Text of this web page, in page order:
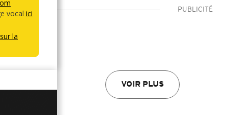
PUBLICITÉ
VOIR PLUS
vocal ici
la